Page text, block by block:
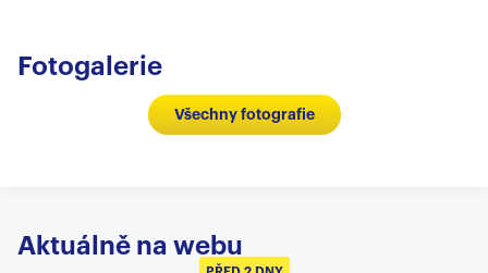
Fotogalerie
Všechny fotografie
Aktuálně na webu